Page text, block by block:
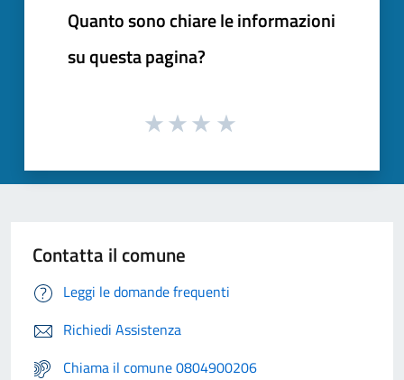
Quanto sono chiare le informazioni
su questa pagina?
Contatta il comune
Leggi le domande frequenti
Richiedi Assistenza
Chiama il comune 0804900206